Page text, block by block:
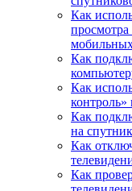
Как
просмотра
Как
Как
Как
на
Как
Как